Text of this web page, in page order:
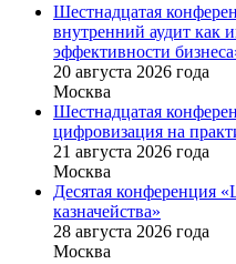
Шестнадцатая
внутренний аудит как
эффективности
20 августа 2026 года
Москва
Шестнадцатая
цифровизация на
21 августа 2026 года
Москва
Десятая конференция
казначейства»
28 августа 2026 года
Москва